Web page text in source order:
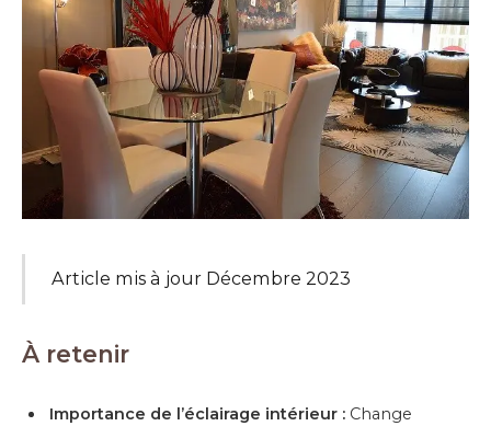
Article mis à jour Décembre 2023
À retenir
Importance de l’éclairage intérieur : Change